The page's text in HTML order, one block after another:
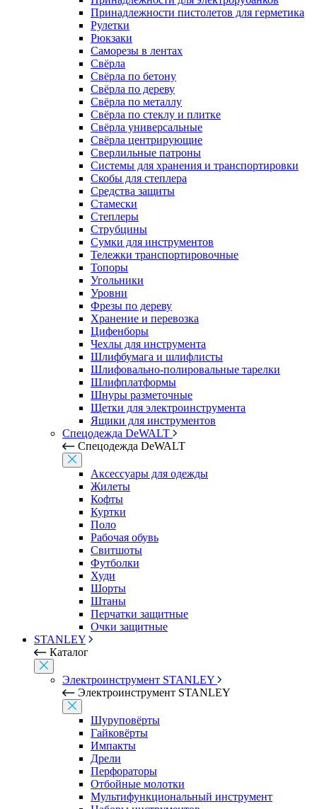
Принадлежности пистолетов для герметика
Рулетки
Рюкзаки
Саморезы в лентах
Свёрла
Свёрла по бетону
Свёрла по дереву
Свёрла по металлу
Свёрла по стеклу и плитке
Свёрла универсальные
Свёрла центрирующие
Сверлильные патроны
Системы для хранения и транспортировки
Скобы для степлера
Средства защиты
Стамески
Степлеры
Струбцины
Сумки для инструментов
Тележки транспортировочные
Топоры
Угольники
Уровни
Фрезы по дереву
Хранение и перевозка
Цифенборы
Чехлы для инструмента
Шлифбумага и шлифлисты
Шлифовально-полировальные тарелки
Шлифплатформы
Шнуры разметочные
Щетки для электроинструмента
Ящики для инструментов
Спецодежда DeWALT
Спецодежда DeWALT
Аксессуары для одежды
Жилеты
Кофты
Куртки
Поло
Рабочая обувь
Свитшоты
Футболки
Худи
Шорты
Штаны
Перчатки защитные
Очки защитные
STANLEY
Каталог
Электроинструмент STANLEY
Электроинструмент STANLEY
Шуруповёрты
Гайковёрты
Импакты
Дрели
Перфораторы
Отбойные молотки
Мультифункциональный инструмент